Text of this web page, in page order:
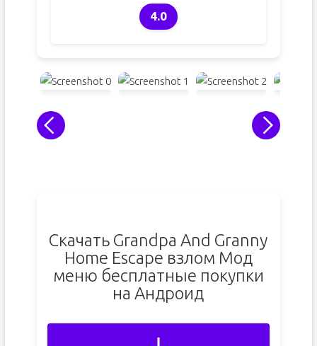
4.0
Скачать Grandpa And Granny
Home Escape взлом Мод
меню бесплатные покупки
на Андроид